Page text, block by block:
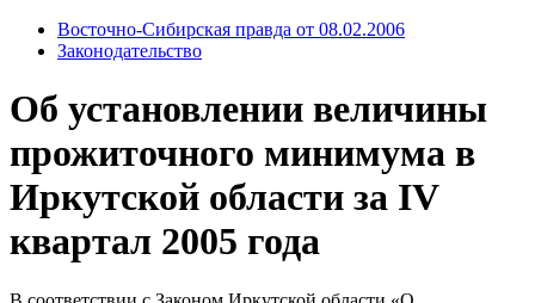
Восточно-Сибирская правда от 08.02.2006
Законодательство
Об установлении величины
прожиточного минимума в
Иркутской области за IV
квартал 2005 года